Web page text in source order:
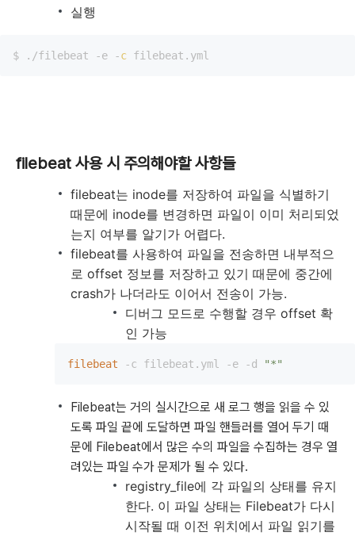
실행
$ ./filebeat -e -c
filebeat 사용 시 주의해야할 사항들
filebeat는 inode를 저장하여 파일을 식별하기
때문에 inode를 변경하면 파일이 이미 처리되었
는지 여부를 알기가 어렵다.
filebeat를 사용하여 파일을 전송하면 내부적으
로 offset 정보를 저장하고 있기 때문에 중간에
crash가 나더라도 이어서 전송이 가능.
디버그 모드로 수행할 경우 offset 확
인 가능
filebeat -c filebeat.yml -e -d "*"
Filebeat는 거의 실시간으로 새 로그 행을 읽을 수 있
도록 파일 끝에 도달하면 파일 핸들러를 열어 두기 때
문에 Filebeat에서 많은 수의 파일을 수집하는 경우 열
려있는 파일 수가 문제가 될 수 있다.
registry_file에 각 파일의 상태를 유지
한다. 이 파일 상태는 Filebeat가 다시
시작될 때 이전 위치에서 파일 읽기를